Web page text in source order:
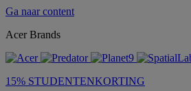
Ga naar content
Acer Brands
15% STUDENTENKORTING